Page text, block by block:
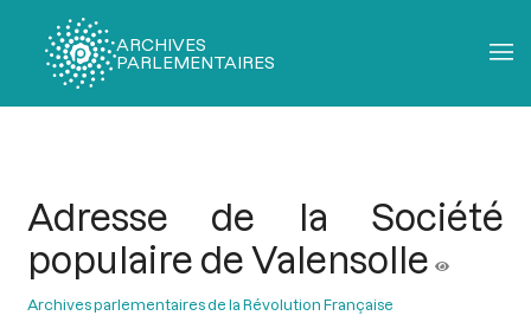
ARCHIVES
PARLEMENTAIRES
Adresse de la Société
populaire de Valensolle
Archives parlementaires de la Révolution Française